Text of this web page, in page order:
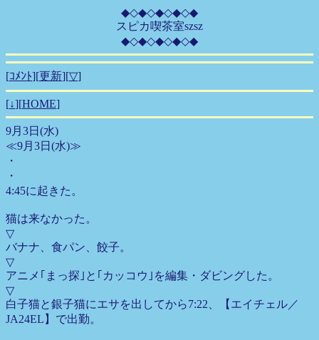
◆◇◆◇◆◇◆◇◆
スピカ喫茶室szsz
◆◇◆◇◆◇◆◇◆
[ｺﾒﾝﾄ][更新][▽]
[↓][HOME]
9月3日(水)
≪9月3日(水)≫
・
・
4:45に起きた。
猫は来なかった。
▽
バナナ、食パン、餃子。
▽
アニメ｢まっ探｣と｢カッコウ｣を編集・ダビングした。
▽
白子猫と銀子猫にエサを出してから7:22、【エイチェル／
JA24EL】で出勤。